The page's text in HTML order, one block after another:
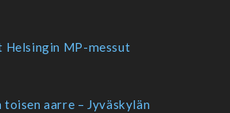
Helsingin MP-messut
toisen aarre – Jyväskylän